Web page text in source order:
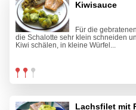
Kiwisauce
Für die
die Schalotte sehr klein schneiden
Kiwi schälen, in kleine Würfel...
Lachsfilet mit